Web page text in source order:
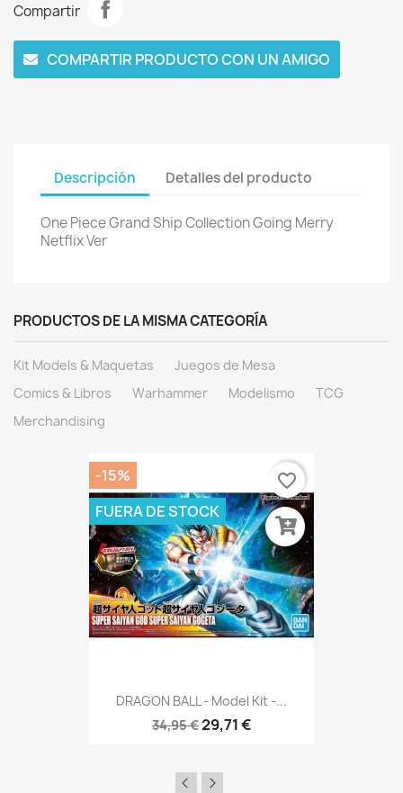
Compartir
COMPARTIR PRODUCTO CON UN AMIGO
Descripción Detalles del producto
One Piece Grand Ship Collection Going Merry
Netflix Ver
PRODUCTOS DE LA MISMA CATEGORÍA
Kit Models & Maquetas
Juegos de Mesa
Comics & Libros
Warhammer Modelismo
TCG
Merchandising
DRAGON BALL - Model Kit -...
34,95 €29,71 €
-15%
FUERA DE STOCK
favorite_border